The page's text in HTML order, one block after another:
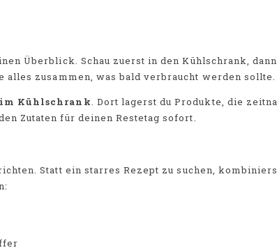
Überblick. Schau zuerst in den Kühlschrank,
zusammen, was bald verbraucht werden sollte.
im Kühlschrank. Dort lagerst du Produkte, die
Zutaten für deinen Restetag sofort.
Statt ein starres Rezept zu suchen,